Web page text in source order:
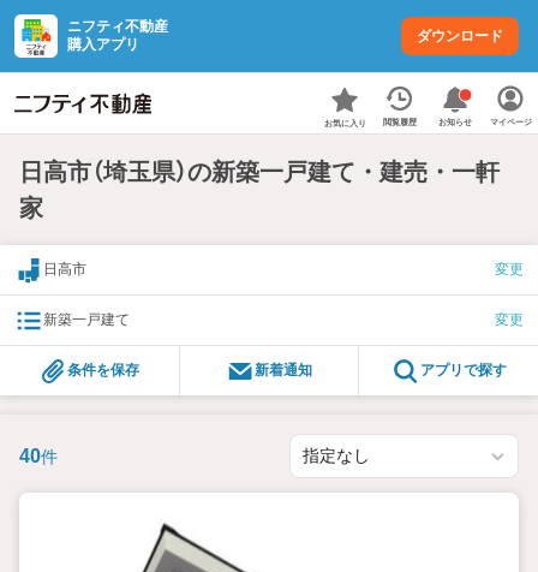
ニフティ不動産
購入アプリ
ダウンロード
お気に入り 閲覧履歴 お知らせ マイページ
日高市（埼玉県）の新築一戸建て・建売・一軒
家
日高市 変更
新築一戸建て 変更
条件を保存 新着通知 アプリで探す
40件